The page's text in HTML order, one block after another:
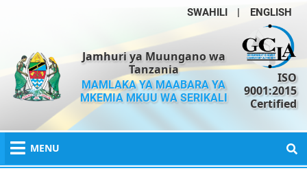
SWAHILI | ENGLISH
Jamhuri ya Muungano wa
Tanzania
MAMLAKA YA MAABARA YA
MKEMIA MKUU WA SERIKALI
ISO
9001:2015
Certified
MENU